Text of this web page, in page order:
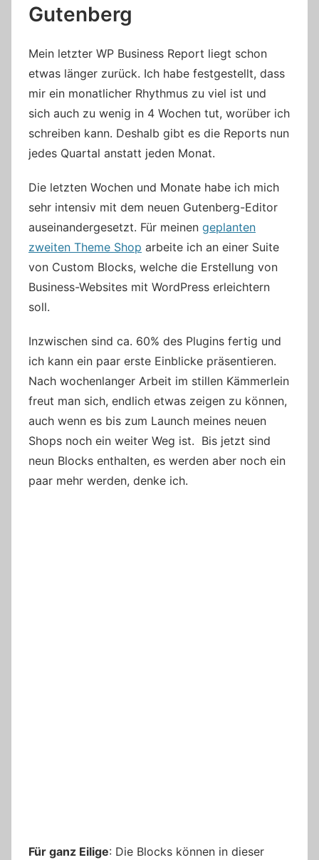
Gutenberg
Mein letzter WP Business Report liegt schon
etwas länger zurück. Ich habe festgestellt, dass
mir ein monatlicher Rhythmus zu viel ist und
sich auch zu wenig in 4 Wochen tut, worüber ich
schreiben kann. Deshalb gibt es die Reports nun
jedes Quartal anstatt jeden Monat.
Die letzten Wochen und Monate habe ich mich
sehr intensiv mit dem neuen Gutenberg-Editor
auseinandergesetzt. Für meinen geplanten
zweiten Theme Shop arbeite ich an einer Suite
von Custom Blocks, welche die Erstellung von
Business-Websites mit WordPress erleichtern
soll.
Inzwischen sind ca. 60% des Plugins fertig und
ich kann ein paar erste Einblicke präsentieren.
Nach wochenlanger Arbeit im stillen Kämmerlein
freut man sich, endlich etwas zeigen zu können,
auch wenn es bis zum Launch meines neuen
Shops noch ein weiter Weg ist. Bis jetzt sind
neun Blocks enthalten, es werden aber noch ein
paar mehr werden, denke ich.
Für ganz Eilige: Die Blocks können in dieser